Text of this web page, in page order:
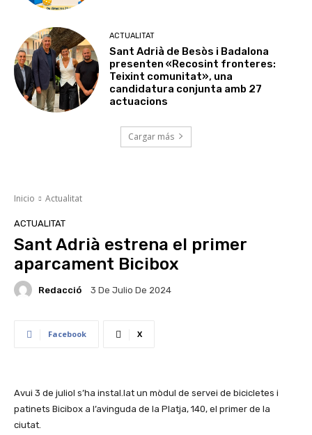
ACTUALITAT
Sant Adrià de Besòs i Badalona
presenten «Recosint fronteres:
Teixint comunitat», una
candidatura conjunta amb 27
actuacions
Cargar más